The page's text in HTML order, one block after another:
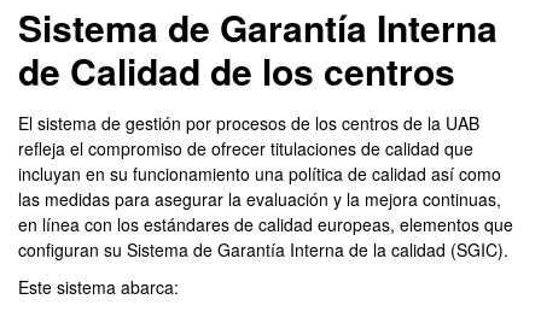
Sistema de Garantía Interna
de Calidad de los centros
El sistema de gestión por procesos de los centros de la UAB
refleja el compromiso de ofrecer titulaciones de calidad que
incluyan en su funcionamiento una política de calidad así como
las medidas para asegurar la evaluación y la mejora continuas,
en línea con los estándares de calidad europeas, elementos que
configuran su Sistema de Garantía Interna de la calidad (SGIC).
Este sistema abarca: